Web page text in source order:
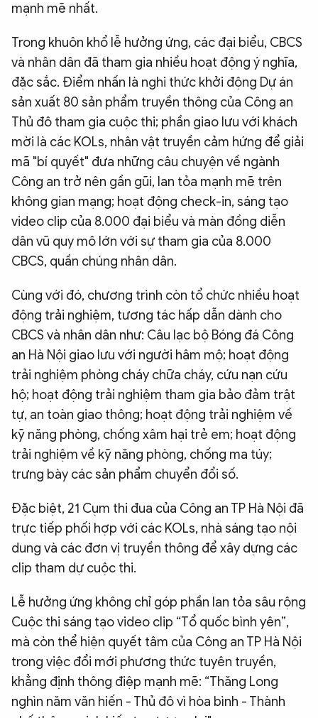
mạnh mẽ nhất.
Trong khuôn khổ lễ hưởng ứng, các đại biểu, CBCS
và nhân dân đã tham gia nhiều hoạt động ý nghĩa,
đặc sắc. Điểm nhấn là nghi thức khởi động Dự án
sản xuất 80 sản phẩm truyền thông của Công an
Thủ đô tham gia cuộc thi; phần giao lưu với khách
mời là các KOLs, nhân vật truyền cảm hứng để giải
mã "bí quyết" đưa những câu chuyện về ngành
Công an trở nên gần gũi, lan tỏa mạnh mẽ trên
không gian mạng; hoạt động check-in, sáng tạo
video clip của 8.000 đại biểu và màn đồng diễn
dân vũ quy mô lớn với sự tham gia của 8.000
CBCS, quần chúng nhân dân.
Cùng với đó, chương trình còn tổ chức nhiều hoạt
động trải nghiệm, tương tác hấp dẫn dành cho
CBCS và nhân dân như: Câu lạc bộ Bóng đá Công
an Hà Nội giao lưu với người hâm mộ; hoạt động
trải nghiệm phòng cháy chữa cháy, cứu nạn cứu
hộ; hoạt động trải nghiệm tham gia bảo đảm trật
tự, an toàn giao thông; hoạt động trải nghiệm về
kỹ năng phòng, chống xâm hại trẻ em; hoạt động
trải nghiệm về kỹ năng phòng, chống ma túy;
trưng bày các sản phẩm chuyển đổi số.
Đặc biệt, 21 Cụm thi đua của Công an TP Hà Nội đã
trực tiếp phối hợp với các KOLs, nhà sáng tạo nội
dung và các đơn vị truyền thông để xây dựng các
clip tham dự cuộc thi.
Lễ hưởng ứng không chỉ góp phần lan tỏa sâu rộng
Cuộc thi sáng tạo video clip “Tổ quốc bình yên”,
mà còn thể hiện quyết tâm của Công an TP Hà Nội
trong việc đổi mới phương thức tuyên truyền,
khẳng định thông điệp mạnh mẽ: “Thăng Long
nghìn năm văn hiến - Thủ đô vì hòa bình - Thành